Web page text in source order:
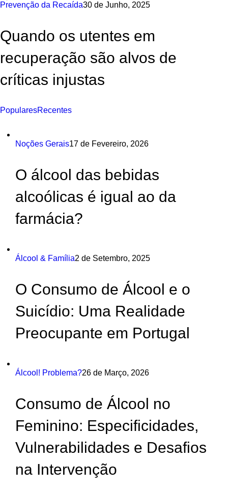
Prevenção da Recaída30 de Junho, 2025
Quando os utentes em
recuperação são alvos de
críticas injustas
PopularesRecentes
Noções Gerais17 de Fevereiro, 2026
O álcool das bebidas
alcoólicas é igual ao da
farmácia?
Álcool & Família2 de Setembro, 2025
O Consumo de Álcool e o
Suicídio: Uma Realidade
Preocupante em Portugal
Álcool! Problema?26 de Março, 2026
Consumo de Álcool no
Feminino: Especificidades,
Vulnerabilidades e Desafios
na Intervenção